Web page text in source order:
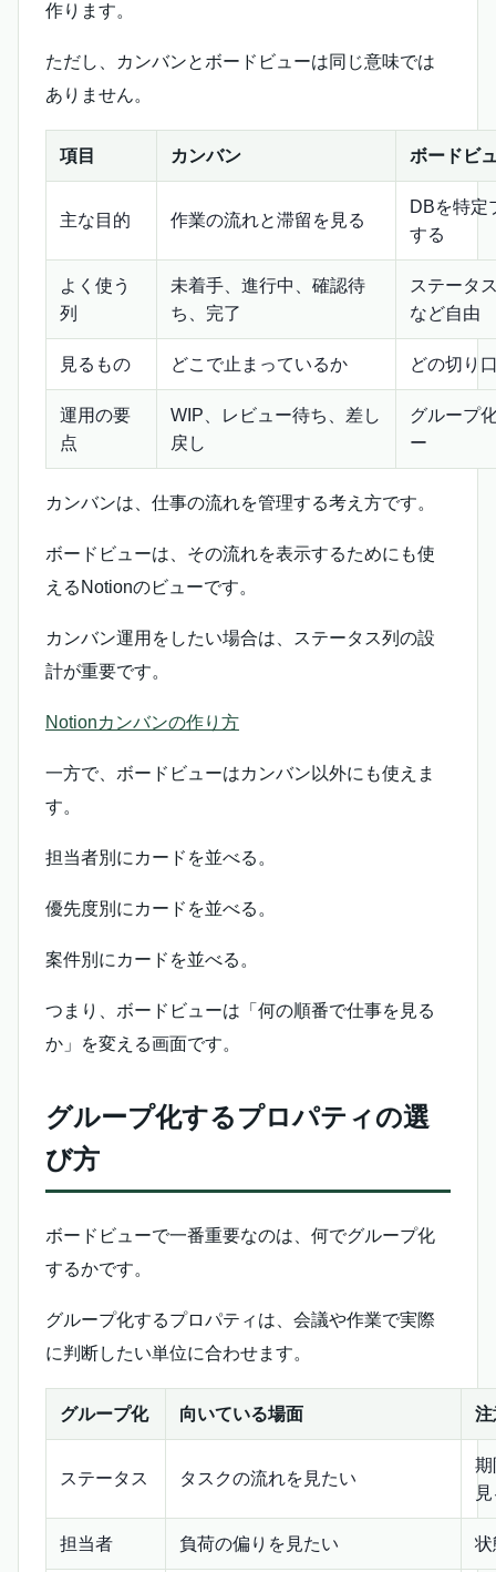
作ります。
ただし、カンバンとボードビューは同じ意味では
ありません。
項目 カンバン ボードビ
主な目的 作業の流れと滞留を見る
DBを特定
する
よく使う
列
未着手、進行中、確認待
ち、完了
ステータ
など自由
見るもの どこで止まっているか どの切り
運用の要
点
WIP、レビュー待ち、差し
戻し
グループ
ー
カンバンは、仕事の流れを管理する考え方です。
ボードビューは、その流れを表示するためにも使
えるNotionのビューです。
カンバン運用をしたい場合は、ステータス列の設
計が重要です。
Notionカンバンの作り方
一方で、ボードビューはカンバン以外にも使えま
す。
担当者別にカードを並べる。
優先度別にカードを並べる。
案件別にカードを並べる。
つまり、ボードビューは「何の順番で仕事を見る
か」を変える画面です。
グループ化するプロパティの選
び方
ボードビューで一番重要なのは、何でグループ化
するかです。
グループ化するプロパティは、会議や作業で実際
に判断したい単位に合わせます。
グループ化 向いている場面 注
ステータス タスクの流れを見たい
期
担当者 負荷の偏りを見たい 状